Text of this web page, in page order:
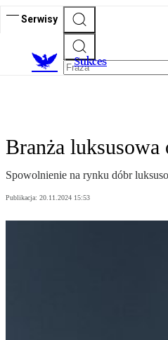
Serwisy
Sukces
Branża luksusowa
Spowolnienie na rynku dóbr
Publikacja: 20.11.2024 15:53